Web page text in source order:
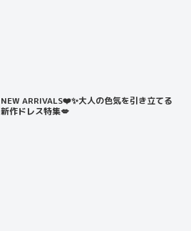
NEW ARRIVALS❤️✨大人の色気を引き立てる
新作ドレス特集💋